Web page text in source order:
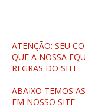
ATENÇÃO: SEU
QUE A NOSSA
REGRAS DO SITE.
ABAIXO TEMOS
EM NOSSO SITE: